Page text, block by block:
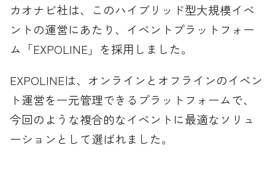
カオナビ社は、このハイブリッド型大規模イベ
ントの運営にあたり、イベントプラットフォー
ム「EXPOLINE」を採用しました。
EXPOLINEは、オンラインとオフラインのイベン
ト運営を一元管理できるプラットフォームで、
今回のような複合的なイベントに最適なソリュ
ーションとして選ばれました。